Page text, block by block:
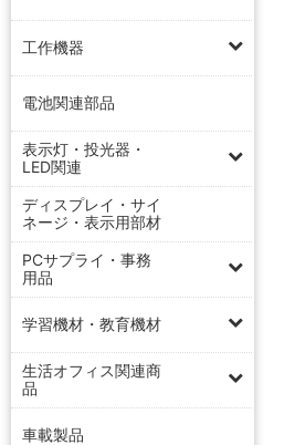
工作機器
電池関連部品
表示灯・投光器・
LED関連
ディスプレイ・サイ
ネージ・表示用部材
PCサプライ・事務
用品
学習機材・教育機材
生活オフィス関連商
品
車載製品